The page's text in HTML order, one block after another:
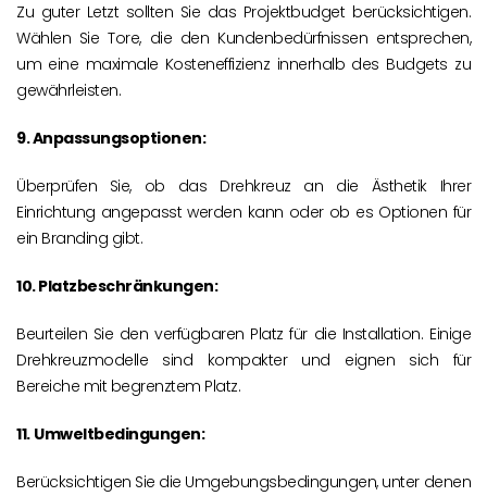
Zu guter Letzt sollten Sie das Projektbudget berücksichtigen.
Wählen Sie Tore, die den Kundenbedürfnissen entsprechen,
um eine maximale Kosteneffizienz innerhalb des Budgets zu
gewährleisten.
9. Anpassungsoptionen:
Überprüfen Sie, ob das Drehkreuz an die Ästhetik Ihrer
Einrichtung angepasst werden kann oder ob es Optionen für
ein Branding gibt.
10. Platzbeschränkungen:
Beurteilen Sie den verfügbaren Platz für die Installation. Einige
Drehkreuzmodelle sind kompakter und eignen sich für
Bereiche mit begrenztem Platz.
11. Umweltbedingungen:
Berücksichtigen Sie die Umgebungsbedingungen, unter denen